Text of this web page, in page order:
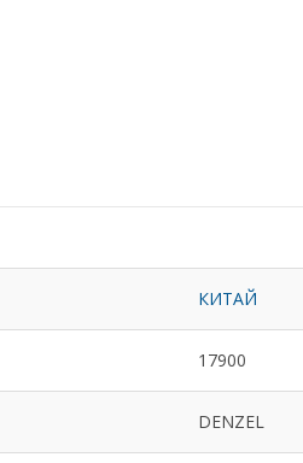
КИТАЙ
17900
DENZEL